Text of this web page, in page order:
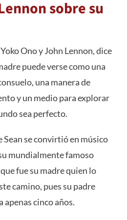
sobre su
Ono y John Lennon, dice
puede verse como una
una manera de
y un medio para explorar
sea perfecto.
Sean se convirtió en músico
mundialmente famoso
fue su madre quien lo
camino, pues su padre
cinco años.